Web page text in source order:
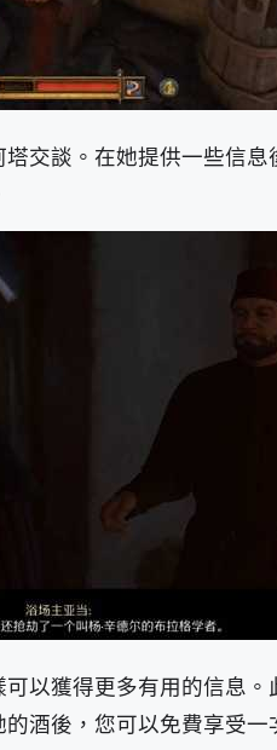
交談。在她提供一些信
以獲得更多有用的信息
酒後，您可以免費享受一